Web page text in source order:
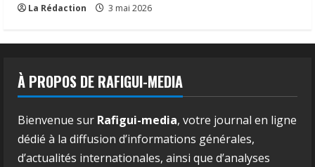
La Rédaction 3 mai 2026
À PROPOS DE RAFIGUI-MEDIA
Bienvenue sur Rafigui-media, votre journal en ligne
dédié à la diffusion d’informations générales,
d’actualités internationales, ainsi que d’analyses